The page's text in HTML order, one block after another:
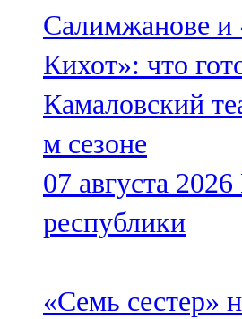
Салимжанове и
Кихот»: что
Камаловский
м сезоне
07 августа 2026
республики
«Семь сестер»